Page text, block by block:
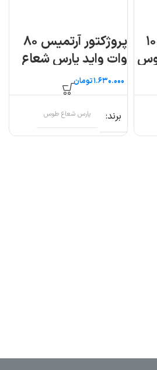
۱۰۰
پروژکتور آرتمیس ۸۰
وات واید پارس شعاع
طوس تومان
برند پارس شعاع طوس